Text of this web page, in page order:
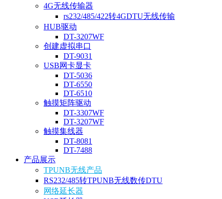
4G无线传输器
rs232/485/422转4GDTU无线传输
HUB驱动
DT-3207WF
创建虚拟串口
DT-9031
USB网卡显卡
DT-5036
DT-6550
DT-6510
触摸矩阵驱动
DT-3307WF
DT-3207WF
触摸集线器
DT-8081
DT-7488
产品展示
TPUNB无线产品
RS232/485转TPUNB无线数传DTU
网络延长器